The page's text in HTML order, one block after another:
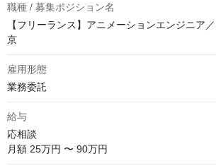
職種 / 募集ポジション名
【フリーランス】アニメーションエンジニア
京
雇用形態
業務委託
給与
応相談
月額 25万円 〜 90万円